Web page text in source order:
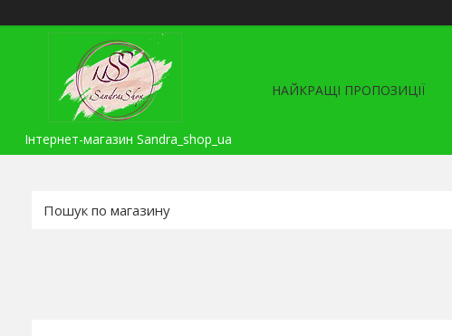
Інтернет-магазин Sandra_shop_ua
НАЙКРАЩІ ПРОПОЗИЦІЇ